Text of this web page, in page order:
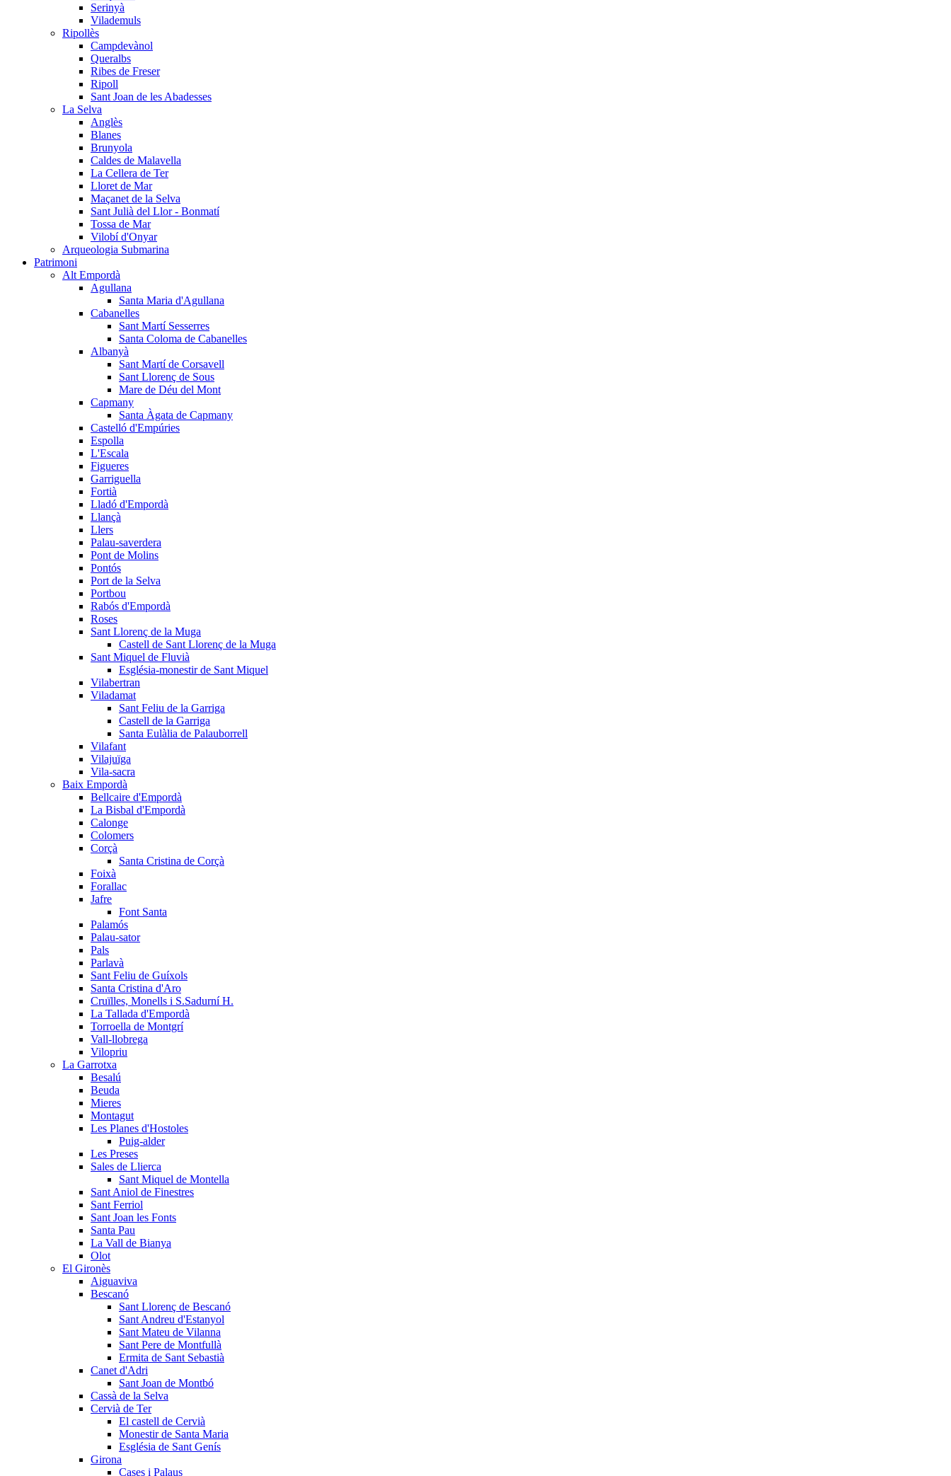
Serinyà
Vilademuls
Ripollès
Campdevànol
Queralbs
Ribes de Freser
Ripoll
Sant Joan de les Abadesses
La Selva
Anglès
Blanes
Brunyola
Caldes de Malavella
La Cellera de Ter
Lloret de Mar
Maçanet de la Selva
Sant Julià del Llor - Bonmatí
Tossa de Mar
Vilobí d'Onyar
Arqueologia Submarina
Patrimoni
Alt Empordà
Agullana
Santa Maria d'Agullana
Cabanelles
Sant Martí Sesserres
Santa Coloma de Cabanelles
Albanyà
Sant Martí de Corsavell
Sant Llorenç de Sous
Mare de Déu del Mont
Capmany
Santa Àgata de Capmany
Castelló d'Empúries
Espolla
L'Escala
Figueres
Garriguella
Fortià
Lladó d'Empordà
Llançà
Llers
Palau-saverdera
Pont de Molins
Pontós
Port de la Selva
Portbou
Rabós d'Empordà
Roses
Sant Llorenç de la Muga
Castell de Sant Llorenç de la Muga
Sant Miquel de Fluvià
Església-monestir de Sant Miquel
Vilabertran
Viladamat
Sant Feliu de la Garriga
Castell de la Garriga
Santa Eulàlia de Palauborrell
Vilafant
Vilajuïga
Vila-sacra
Baix Empordà
Bellcaire d'Empordà
La Bisbal d'Empordà
Calonge
Colomers
Corçà
Santa Cristina de Corçà
Foixà
Forallac
Jafre
Font Santa
Palamós
Palau-sator
Pals
Parlavà
Sant Feliu de Guíxols
Santa Cristina d'Aro
Cruïlles, Monells i S.Sadurní H.
La Tallada d'Empordà
Torroella de Montgrí
Vall-llobrega
Vilopriu
La Garrotxa
Besalú
Beuda
Mieres
Montagut
Les Planes d'Hostoles
Puig-alder
Les Preses
Sales de Llierca
Sant Miquel de Montella
Sant Aniol de Finestres
Sant Ferriol
Sant Joan les Fonts
Santa Pau
La Vall de Bianya
Olot
El Gironès
Aiguaviva
Bescanó
Sant Llorenç de Bescanó
Sant Andreu d'Estanyol
Sant Mateu de Vilanna
Sant Pere de Montfullà
Ermita de Sant Sebastià
Canet d'Adri
Sant Joan de Montbó
Cassà de la Selva
Cervià de Ter
El castell de Cervià
Monestir de Santa Maria
Església de Sant Genís
Girona
Cases i Palaus